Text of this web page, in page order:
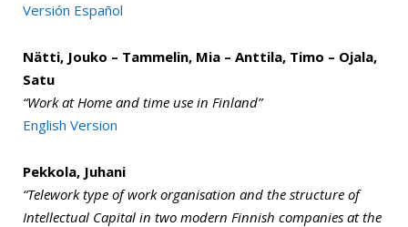
Versión Español
Nätti, Jouko – Tammelin, Mia – Anttila, Timo – Ojala,
Satu
“Work at Home and time use in Finland”
English Version
Pekkola, Juhani
“Telework type of work organisation and the structure of
Intellectual Capital in two modern Finnish companies at the